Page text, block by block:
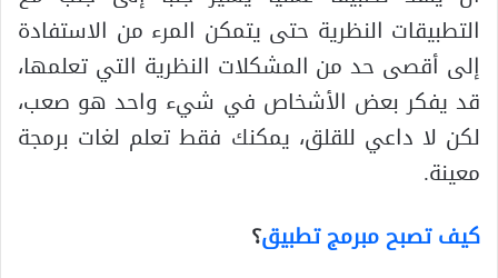
التطبيقات النظرية حتى يتمكن المرء من الاستفادة
إلى أقصى حد من المشكلات النظرية التي تعلمها،
قد يفكر بعض الأشخاص في شيء واحد هو صعب،
لكن لا داعي للقلق، يمكنك فقط تعلم لغات برمجة
معينة.
كيف تصبح مبرمج تطبيق؟